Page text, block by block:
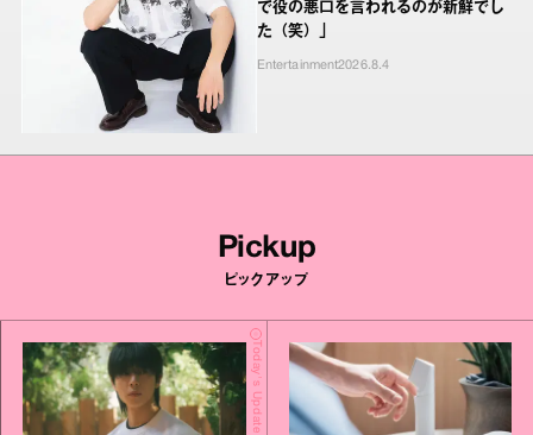
で役の悪口を言われるのが新鮮でし
た（笑）」
Entertainment2026.8.4
Pickup
ピックアップ
Today's Update